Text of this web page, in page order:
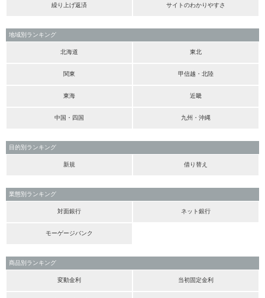
繰り上げ返済 サイトのわかりやすさ
地域別ランキング
北海道 東北
関東 甲信越・北陸
東海 近畿
中国・四国 九州・沖縄
目的別ランキング
新規 借り替え
業態別ランキング
対面銀行 ネット銀行
モーゲージバンク
商品別ランキング
変動金利 当初固定金利